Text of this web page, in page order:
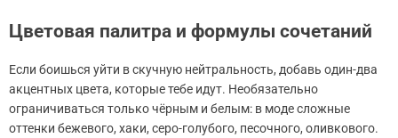
Цветовая палитра и формулы сочетаний
Если боишься уйти в скучную нейтральность, добавь один-два
акцентных цвета, которые тебе идут. Необязательно
ограничиваться только чёрным и белым: в моде сложные
оттенки бежевого, хаки, серо-голубого, песочного, оливкового.